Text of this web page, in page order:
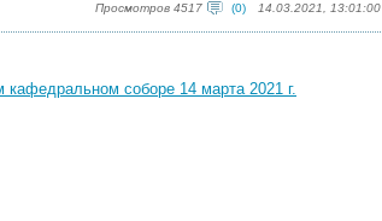
Просмотров 4517 (0) 14.03.2021, 13:01:00
соборе 14 марта 2021 г.